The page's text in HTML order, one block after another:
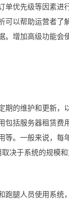
单优先级等因素进
可以帮助运营者了
。增加高级功能会
期的维护和更新，
包括服务器租赁费
等。一般来说，每
决于系统的规模和
跑腿人员使用系统